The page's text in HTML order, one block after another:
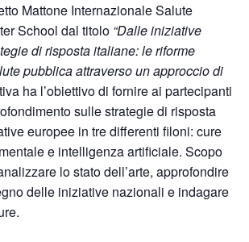
Mattone Internazionale Salute
School dal titolo “Dalle iniziative
di risposta italiane: le riforme
pubblica attraverso un approccio di
ha l’obiettivo di fornire ai partecipanti
sulle strategie di risposta
europee in tre differenti filoni: cure
e intelligenza artificiale. Scopo
lo stato dell’arte, approfondire
delle iniziative nazionali e indagare